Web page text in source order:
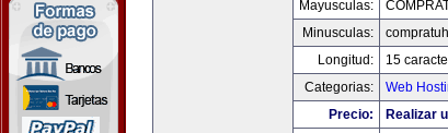
Mayusculas:
Minusculas:
Longitud:
15
Categorias:
Web
Precio:
Realizar